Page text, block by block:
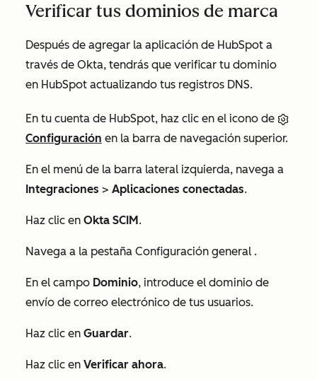
Verificar tus dominios de marca
Después de agregar la aplicación de HubSpot a
través de Okta, tendrás que verificar tu dominio
en HubSpot actualizando tus registros DNS.
En tu cuenta de HubSpot, haz clic en el icono de
Configuración en la barra de navegación superior.
En el menú de la barra lateral izquierda, navega a
Integraciones > Aplicaciones conectadas.
Haz clic en Okta SCIM .
Navega a la pestaña Configuración general .
En el campo Dominio, introduce el dominio de
envío de correo electrónico de tus usuarios.
Haz clic en Guardar.
Haz clic en Verificar ahora.